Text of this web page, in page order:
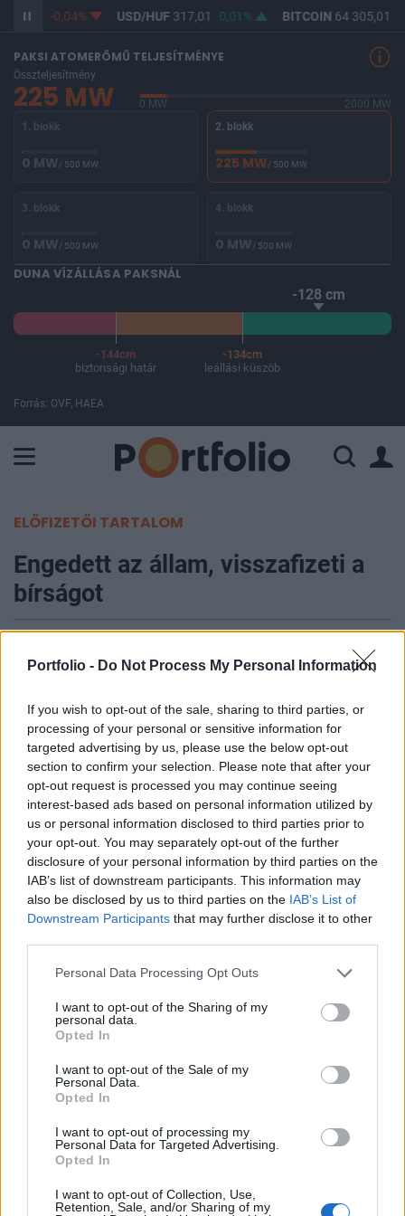
Portfolio - Do Not Process My Personal Information
If you wish to opt-out of the sale, sharing to third parties, or
processing of your personal or sensitive information for
targeted advertising by us, please use the below opt-out
section to confirm your selection. Please note that after your
opt-out request is processed you may continue seeing
interest-based ads based on personal information utilized by
us or personal information disclosed to third parties prior to
your opt-out. You may separately opt-out of the further
disclosure of your personal information by third parties on the
IAB’s list of downstream participants. This information may
also be disclosed by us to third parties on the IAB’s List of
Downstream Participants that may further disclose it to other
Personal Data Processing Opt Outs
I want to opt-out of the Sharing of my
personal data.
Opted In
I want to opt-out of the Sale of my
Personal Data.
Opted In
I want to opt-out of processing my
Personal Data for Targeted Advertising.
Opted In
I want to opt-out of Collection, Use,
Retention, Sale, and/or Sharing of my
365,28 -0,04% USD/HUF317,01 0,01% BITCOIN64 305,01
PAKSI ATOMERŐMŰ TELJESÍTMÉNYE
Összteljesítmény
225 MW 0 MW
2000 MW
1. blokk
0 MW/ 500 MW
2. blokk
225 MW/ 500 MW
3. blokk
0 MW/ 500 MW
4. blokk
0 MW/ 500 MW
DUNA VÍZÁLLÁSA PAKSNÁL
-128 cm
-144cm
biztonsági határ
-134cm
leállási küszöb
Forrás: OVF, HAEA
ELŐFIZETŐI TARTALOM
Engedett az állam, visszafizeti a
bírságot
2014. október 31. 10:51
Akár kétmilliárd forintnyi bírság megfizetése alól
mentesülnek a jóhiszemű úthasználók, miután az
Országgyűlés elfogadta az e-útdíj törvény
kapcsolódó módosítását 2014. október 27-én. A
kormány március végén döntött arról, hogy a
méltányos szabályozás kialakítására a fuvarozói
érdekképviseletek bevonásával bizottságot hoz
létre. A Nemzeti Fejlesztési Minisztérium
előterjesztése alapján a parlamenti képviselők
egyes, pontosan körülhatárolt esetekben hagyták
jóvá a kiszabott e-útdíj bírságok elengedését.
Itt az amnesztia. A bevezetési időszakban még
gyakorlatlan felhasználók viszonylati jegyet váltottak
ugyan, de ezt nem mindenben a törvényben leírtaknak
megfelelően, hanem késve vagy téves bevallás alapján
tették. A jóhiszemű fuvarozók jogosultságukat utólag, de
legfeljebb a használat észlelését követő nyolc órán belül
KEDVES OLVASÓNK!
A keresett cikk a portfolio.hu hírarchívumához